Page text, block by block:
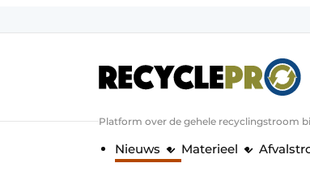
Algemene voorwaarden
Contact
Platform over de gehele recyclingstroom
Nieuws Materieel